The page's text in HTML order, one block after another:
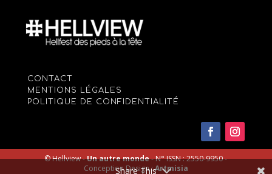
CONTACT
MENTIONS LÉGALES
POLITIQUE DE CONFIDENTIALITÉ
© Hellview -Un autre monde- N° ISSN : 2550-9950 -
Conception Design :Artmisia
Share This